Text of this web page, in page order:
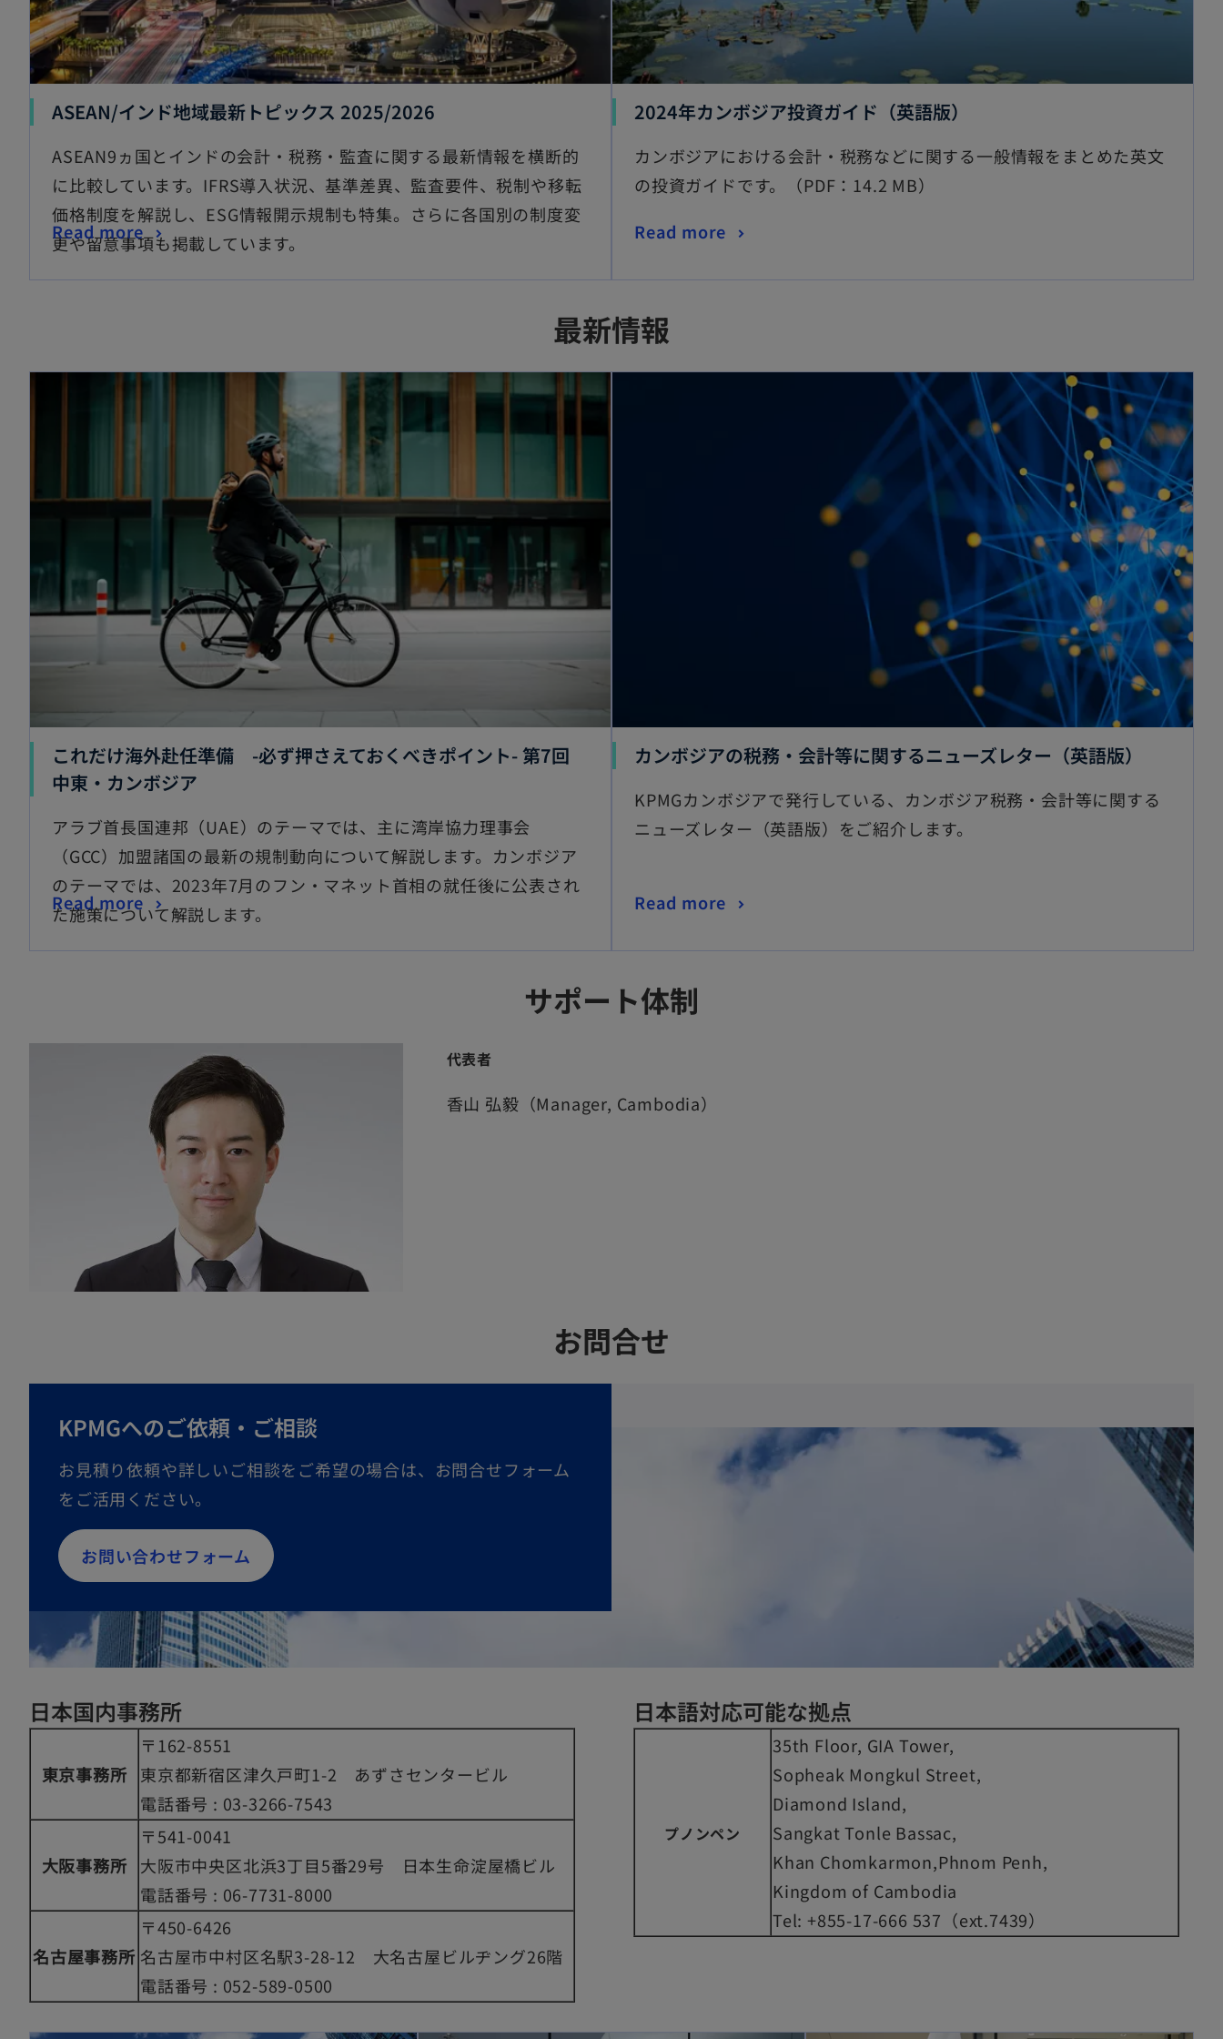
ASEAN/インド地域最新トピックス 2025/2026
ASEAN9ヵ国とインドの会計・税務・監査に関する最新情報を横断的
に比較しています。IFRS導入状況、基準差異、監査要件、税制や移転
価格制度を解説し、ESG情報開示規制も特集。さらに各国別の制度変
更や留意事項も掲載しています。
Read more
2024年カンボジア投資ガイド（英語版）
カンボジアにおける会計・税務などに関する一般情報をまとめた英文
の投資ガイドです。（PDF：14.2 MB）
Read more
最新情報
これだけ海外赴任準備 -必ず押さえておくべきポイント- 第7回
中東・カンボジア
アラブ首長国連邦（UAE）のテーマでは、主に湾岸協力理事会
（GCC）加盟諸国の最新の規制動向について解説します。カンボジア
のテーマでは、2023年7月のフン・マネット首相の就任後に公表され
た施策について解説します。
Read more
カンボジアの税務・会計等に関するニューズレター（英語版）
KPMGカンボジアで発行している、カンボジア税務・会計等に関する
ニューズレター（英語版）をご紹介します。
Read more
サポート体制
代表者
香山 弘毅（Manager, Cambodia）
お問合せ
KPMGへのご依頼・ご相談
お見積り依頼や詳しいご相談をご希望の場合は、お問合せフォーム
をご活用ください。
お問い合わせフォーム
日本国内事務所
東京事務所
〒162-8551
東京都新宿区津久戸町1-2 あずさセンタービル
電話番号 : 03-3266-7543
大阪事務所
〒541-0041
大阪市中央区北浜3丁目5番29号 日本生命淀屋橋ビル
電話番号 : 06-7731-8000
名古屋事務所
〒450-6426
名古屋市中村区名駅3-28-12 大名古屋ビルヂング26階
電話番号 : 052-589-0500
日本語対応可能な拠点
プノンペン
35th Floor, GIA Tower,
Sopheak Mongkul Street,
Diamond Island,
Sangkat Tonle Bassac,
Khan Chomkarmon,Phnom Penh,
Kingdom of Cambodia
Tel: +855-17-666 537（ext.7439）
新しいタブで開く